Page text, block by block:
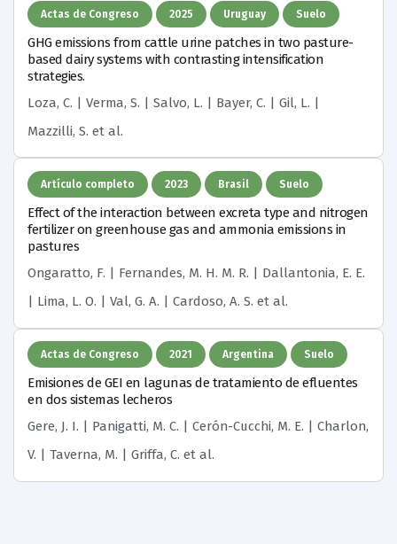
Actas de Congreso 2025 Uruguay Suelo
GHG emissions from cattle urine patches in two pasture-
based dairy systems with contrasting intensification
strategies.
Loza, C. | Verma, S. | Salvo, L. | Bayer, C. | Gil, L. |
Mazzilli, S. et al.
Artículo completo 2023 Brasil Suelo
Effect of the interaction between excreta type and nitrogen
fertilizer on greenhouse gas and ammonia emissions in
pastures
Ongaratto, F. | Fernandes, M. H. M. R. | Dallantonia, E. E.
| Lima, L. O. | Val, G. A. | Cardoso, A. S. et al.
Actas de Congreso 2021 Argentina Suelo
Emisiones de GEI en lagunas de tratamiento de efluentes
en dos sistemas lecheros
Gere, J. I. | Panigatti, M. C. | Cerón-Cucchi, M. E. | Charlon,
V. | Taverna, M. | Griffa, C. et al.